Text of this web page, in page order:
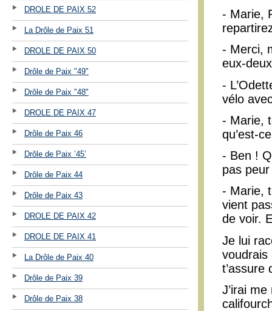
DROLE DE PAIX 52
La Drôle de Paix 51
DROLE DE PAIX 50
Drôle de Paix "49"
Drôle de Paix "48"
DROLE DE PAIX 47
Drôle de Paix 46
Drôle de Paix ’45’
Drôle de Paix 44
Drôle de Paix 43
DROLE DE PAIX 42
DROLE DE PAIX 41
La Drôle de Paix 40
Drôle de Paix 39
Drôle de Paix 38
- Marie,
- Merci,
eux-
-
vélo
- Marie,
qu’est-
- Ben !
pas
- Marie,
vient
de voir.
Je lui
voudrais
t’assure
J’irai